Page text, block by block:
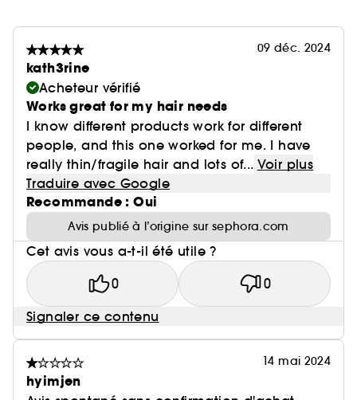
09 déc. 2024
kath3rine
Acheteur vérifié
Works great for my hair needs
I know different products work for different
people, and this one worked for me. I have
really thin/fragile hair and lots of... Voir plus
Traduire avec Google
Recommande : Oui
Avis publié à l’origine sur sephora.com
Cet avis vous a-t-il été utile ?
0 0
Signaler ce contenu
14 mai 2024
hyimjen